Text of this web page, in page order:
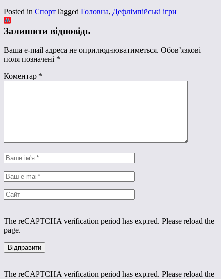
Posted in СпортTagged Головна, Дефлімпійські ігри
Залишити відповідь
Ваша e-mail адреса не оприлюднюватиметься. Обов’язкові
поля позначені *
Коментар *
The reCAPTCHA verification period has expired. Please reload the
page.
The reCAPTCHA verification period has expired. Please reload the